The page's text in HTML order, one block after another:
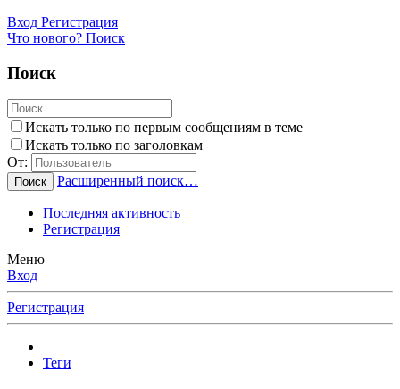
Вход Регистрация
Что нового? Поиск
Поиск
Искать только по первым сообщениям в теме
Искать только по заголовкам
От:
Поиск Расширенный поиск…
Последняя активность
Регистрация
Меню
Вход
Регистрация
Теги